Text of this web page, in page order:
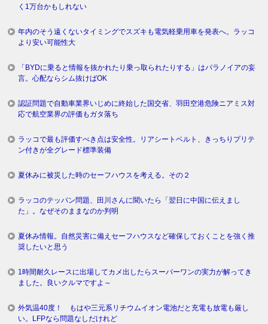
く1万台かもしれない
年内のそう遠くないタイミングでスズキも電気軽乗用車を発表へ。ラッコ
より安い可能性大
「BYDに乗ると情報を抜かれたり乗っ取られたりする」はパラノイアの妄
言。心配ならシム抜けばOK
認証問題で自動車業界いじめに終始した国交省、羽田空港危険ニアミス対
応で航空業界の評価もガタ落ち
ラッコで最も評価すべき点は安全性。リアシートベルト、きっちりプリテ
ン付きが全グレード標準装備
夏休みに被災した時のセーフハウスを考える。その２
ラッコのテッパン問題、田川さんに聞いたら「翌日に中国に伝えまし
た」。なぜそのままなのか判明
夏休み情報。自然災害に備えセーフハウスなど確保しておくことを強く推
奨したいと思う
1時間耐久レースに出場してカメ出したらスーパーワンの実力が解ってき
ました。良いクルマですよ～
外気温40度！ もはや三元系リチウムイオン電池だと充電も放電も厳し
い。LFPなら問題なしだけれど